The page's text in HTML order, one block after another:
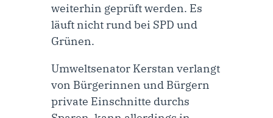
weiterhin geprüft werden. Es
läuft nicht rund bei SPD und
Grünen.
Umweltsenator Kerstan verlangt
von Bürgerinnen und Bürgern
private Einschnitte durchs